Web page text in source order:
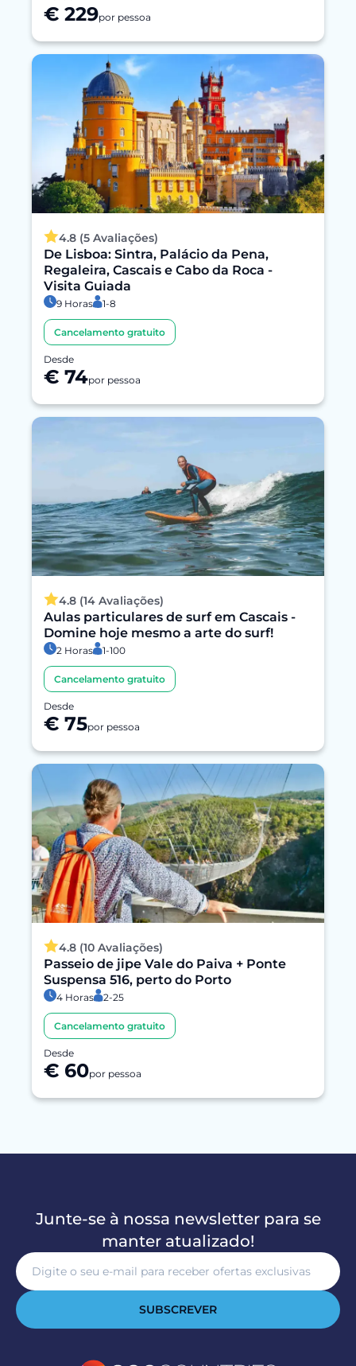
€ 229por pessoa
4.8 (5 Avaliações)
De Lisboa: Sintra, Palácio da Pena,
Regaleira, Cascais e Cabo da Roca -
Visita Guiada
9 Horas 1-8
Cancelamento gratuito
Desde
€ 74por pessoa
4.8 (14 Avaliações)
Aulas particulares de surf em Cascais -
Domine hoje mesmo a arte do surf!
2 Horas 1-100
Cancelamento gratuito
Desde
€ 75por pessoa
4.8 (10 Avaliações)
Passeio de jipe Vale do Paiva + Ponte
Suspensa 516, perto do Porto
4 Horas 2-25
Cancelamento gratuito
Desde
€ 60por pessoa
Junte-se à nossa newsletter para se
manter atualizado!
SUBSCREVER